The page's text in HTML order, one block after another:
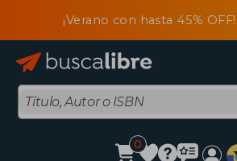
¡Verano con hasta 45% OFF!
0